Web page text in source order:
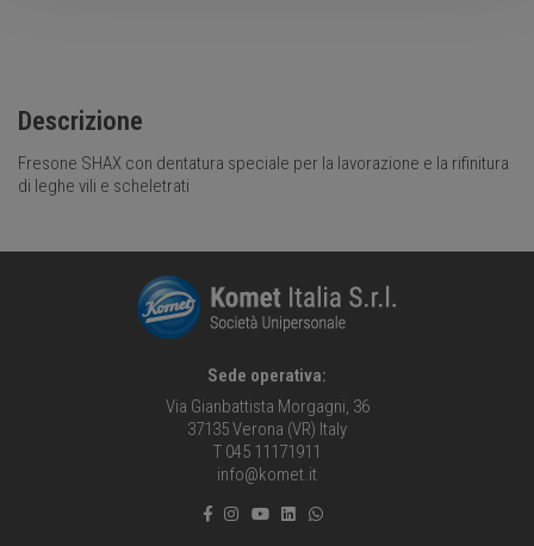
Descrizione
Fresone SHAX con dentatura speciale per la lavorazione e la rifinitura
di leghe vili e scheletrati
Sede operativa:
Via Gianbattista Morgagni, 36
37135 Verona (VR) Italy
T 045 11171911
info@komet.it